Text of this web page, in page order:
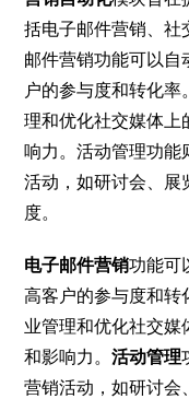
括电子邮件营销、社
邮件营销功能可以自
户的参与度和转化
理和优化社交媒体上
响力。活动管理功能
活动，如研讨会、展
度。
电子邮件营销功能可
高客户的参与度和转
业管理和优化社交
和影响力。活动管理
营销活动，如研讨会